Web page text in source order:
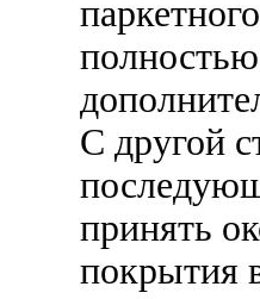
С другой
принять
покрытия